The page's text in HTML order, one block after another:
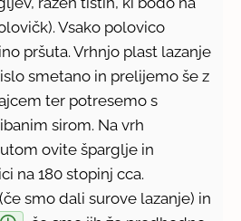
Vsako polovico
pršuta. Vrhnjo plast lazanje
smetano in prelijemo še z
ter potresemo s
sirom. Na vrh
ovite šparglje in
na 180 stopinj cca.
(če smo dali surove lazanje) in